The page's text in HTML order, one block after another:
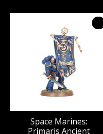
Space Marines:
Primaris Ancient